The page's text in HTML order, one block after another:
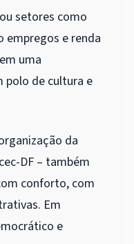
setores como
empregos e renda
uma
polo de cultura e
da
DF – também
conforto, com
Em
e